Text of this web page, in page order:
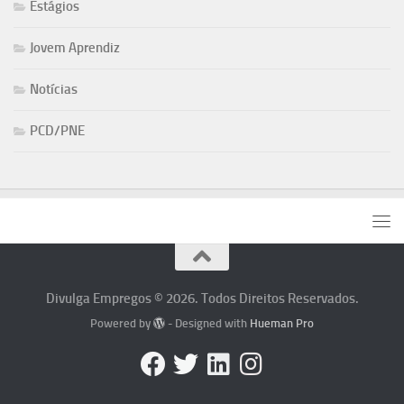
Estágios
Jovem Aprendiz
Notícias
PCD/PNE
Divulga Empregos © 2026. Todos Direitos Reservados.
Powered by - Designed with Hueman Pro